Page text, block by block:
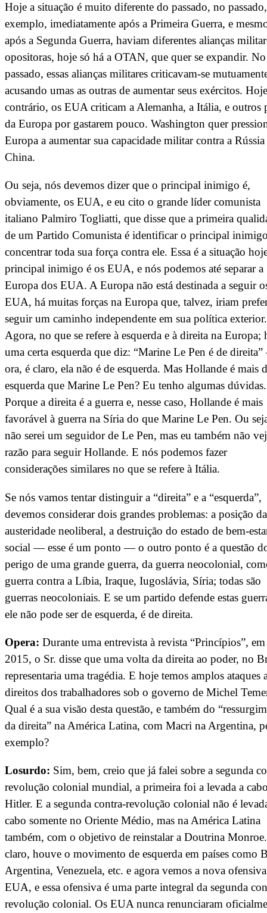
Hoje a situação é muito diferente do passado, no
exemplo, imediatamente após a Primeira Guerra, e
após a Segunda Guerra, haviam diferentes alianças
opositoras, hoje só há a OTAN, que quer se expandir. No
passado, essas alianças militares criticavam-se
acusando umas as outras de aumentar seus exércitos.
contrário, os EUA criticam a Alemanha, a Itália, e outros
da Europa por gastarem pouco. Washington quer
Europa a aumentar sua capacidade militar contra a Rússia
China.
Ou seja, nós devemos dizer que o principal inimigo é,
obviamente, os EUA, e eu cito o grande líder comunista
italiano Palmiro Togliatti, que disse que a primeira
de um Partido Comunista é identificar o principal
concentrar toda sua força contra ele. Essa é a situação
principal inimigo é os EUA, e nós podemos até separar a
Europa dos EUA. A Europa não está destinada a seguir
EUA, há muitas forças na Europa que, talvez, iriam
seguir um caminho independente em sua política exterior.
Agora, no que se refere à esquerda e à direita na Europa;
uma certa esquerda que diz: “Marine Le Pen é de
ora, é claro, ela não é de esquerda. Mas Hollande é mais
esquerda que Marine Le Pen? Eu tenho algumas dúvidas.
Porque a direita é a guerra e, nesse caso, Hollande é mais
favorável à guerra na Síria do que Marine Le Pen. Ou
não serei um seguidor de Le Pen, mas eu também não
razão para seguir Hollande. E nós podemos fazer
considerações similares no que se refere à Itália.
Se nós vamos tentar distinguir a “direita” e a “esquerda”,
devemos considerar dois grandes problemas: a posição da
austeridade neoliberal, a destruição do estado de bem-
social — esse é um ponto — o outro ponto é a questão
perigo de uma grande guerra, da guerra neocolonial,
guerra contra a Líbia, Iraque, Iugoslávia, Síria; todas são
guerras neocoloniais. E se um partido defende estas
ele não pode ser de esquerda, é de direita.
Opera: Durante uma entrevista à revista “Princípios”, em
2015, o Sr. disse que uma volta da direita ao poder, no
representaria uma tragédia. E hoje temos amplos ataques
direitos dos trabalhadores sob o governo de Michel
Qual é a sua visão desta questão, e também do
da direita” na América Latina, com Macri na Argentina,
exemplo?
Losurdo: Sim, bem, creio que já falei sobre a segunda
revolução colonial mundial, a primeira foi a levada a
Hitler. E a segunda contra-revolução colonial não é
cabo somente no Oriente Médio, mas na América Latina
também, com o objetivo de reinstalar a Doutrina
claro, houve o movimento de esquerda em países como
Argentina, Venezuela, etc. e agora vemos a nova
EUA, e essa ofensiva é uma parte integral da segunda
revolução colonial. Os EUA nunca renunciaram